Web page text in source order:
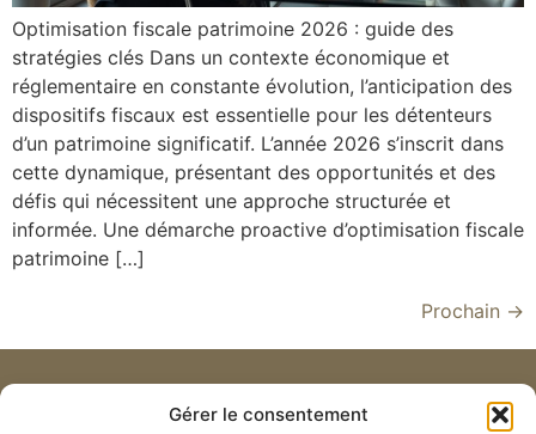
Gérer le consentement
Optimisation fiscale patrimoine 2026 : guide des
stratégies clés Dans un contexte économique et
réglementaire en constante évolution, l’anticipation des
dispositifs fiscaux est essentielle pour les détenteurs
d’un patrimoine significatif. L’année 2026 s’inscrit dans
cette dynamique, présentant des opportunités et des
défis qui nécessitent une approche structurée et
informée. Une démarche proactive d’optimisation fiscale
patrimoine […]
Prochain →